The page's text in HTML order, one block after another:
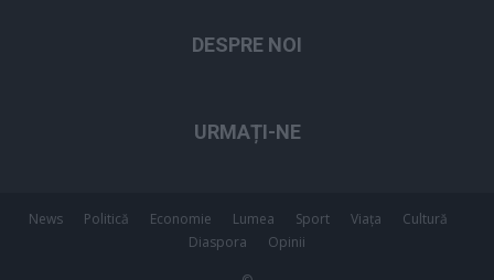
DESPRE NOI
URMAȚI-NE
News Politică Economie Lumea Sport Viața
Cultură
Diaspora
Opinii